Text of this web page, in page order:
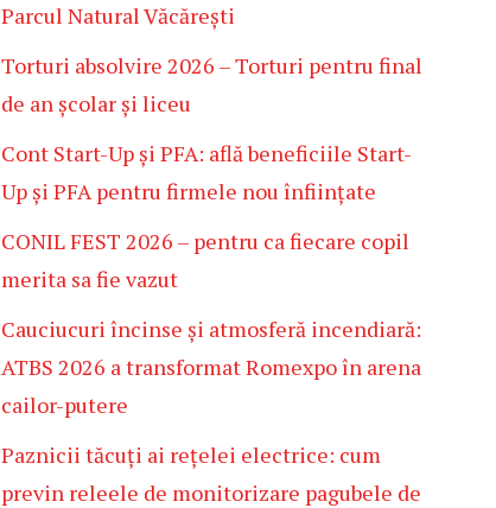
Parcul Natural Văcărești
Torturi absolvire 2026 – Torturi pentru final
de an școlar și liceu
Cont Start-Up și PFA: află beneficiile Start-
Up și PFA pentru firmele nou înființate
CONIL FEST 2026 – pentru ca fiecare copil
merita sa fie vazut
Cauciucuri încinse și atmosferă incendiară:
ATBS 2026 a transformat Romexpo în arena
cailor-putere
Paznicii tăcuți ai rețelei electrice: cum
previn releele de monitorizare pagubele de